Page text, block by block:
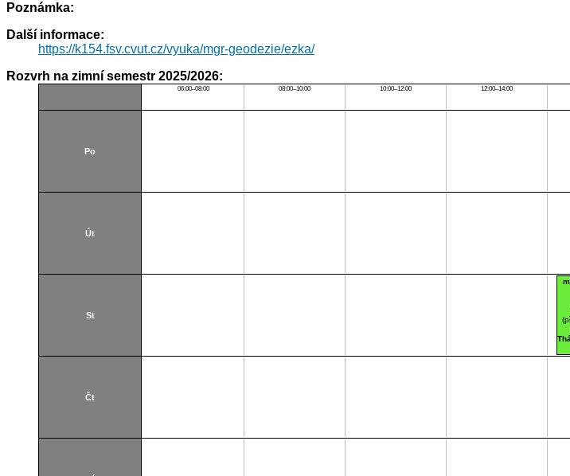
Poznámka:
Další informace:
https://k154.fsv.cvut.cz/vyuka/mgr-geodezie/ezka/
Rozvrh na zimní semestr 2025/2026:
06:00–08:00 08:00–10:00 10:00–12:00 12:00–14:00
Po
Út
St
Čt